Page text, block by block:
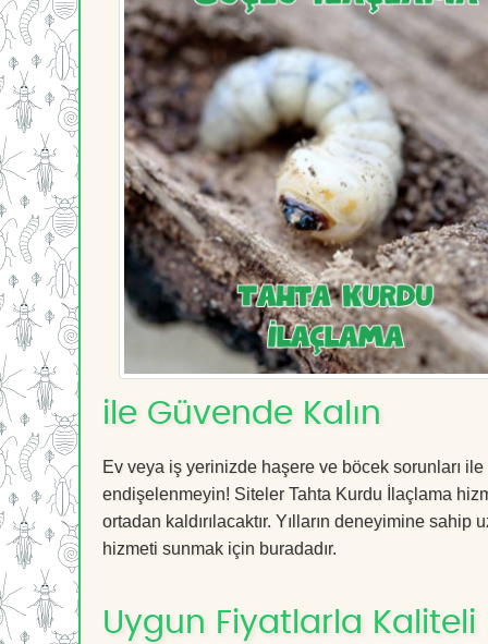
ile Güvende Kalın
Ev veya iş yerinizde haşere ve böcek sorunları
endişelenmeyin! Siteler Tahta Kurdu İlaçlama
ortadan kaldırılacaktır. Yılların deneyimine
hizmeti sunmak için buradadır.
Uygun Fiyatlarla Kaliteli